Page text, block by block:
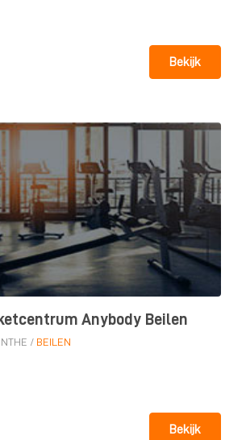
Bekijk
Anybody Beilen
/ BEILEN
Bekijk